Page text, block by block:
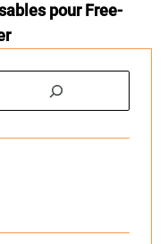
pour Free-